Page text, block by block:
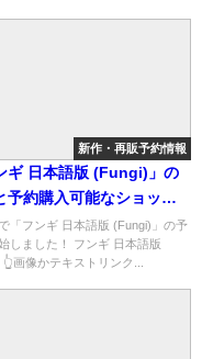
新作・再販予約情報
ギ 日本語版 (Fungi)」の
予約購入可能なショップ
「フンギ 日本語版 (Fungi)」の予
しました！ フンギ 日本語版
画像かテキストリンク...